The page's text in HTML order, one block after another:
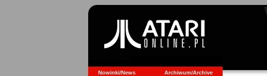
Nowinki/News Archiwum/Archive